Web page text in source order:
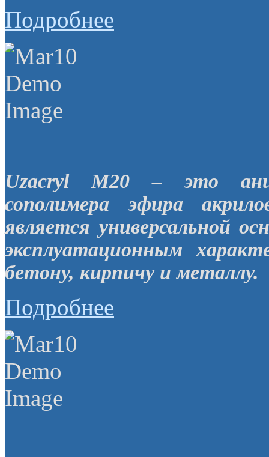
Подробнее
Uzacryl M20 – это
сополимера эфира
является универсальной
эксплуатационным
бетону, кирпичу и металлу.
Подробнее